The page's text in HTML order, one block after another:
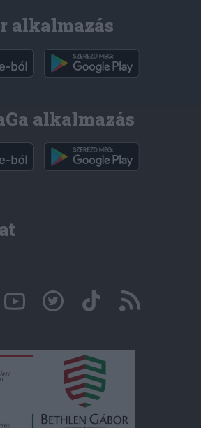
alkalmazás
alkalmazás